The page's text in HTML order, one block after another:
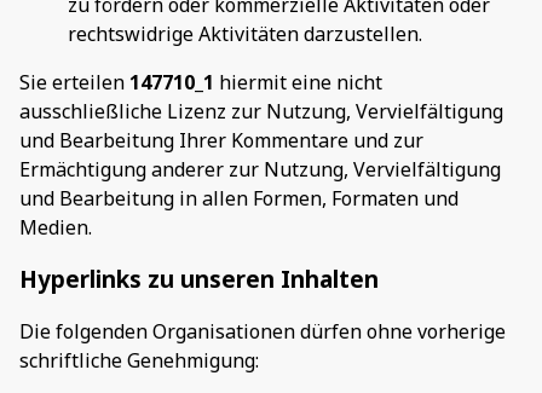
rechtswidrige Aktivitäten darzustellen.
Sie erteilen 147710_1 hiermit eine nicht
ausschließliche Lizenz zur Nutzung, Vervielfältigung
und Bearbeitung Ihrer Kommentare und zur
Ermächtigung anderer zur Nutzung, Vervielfältigung
und Bearbeitung in allen Formen, Formaten und
Medien.
Hyperlinks zu unseren Inhalten
Die folgenden Organisationen dürfen ohne vorherige
schriftliche Genehmigung: